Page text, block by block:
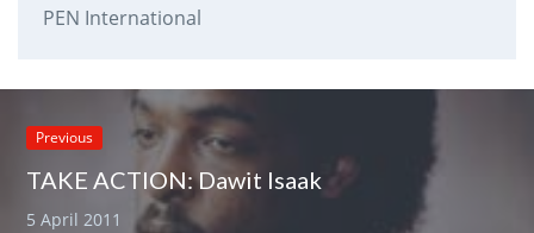
PEN International
Previous
TAKE ACTION: Dawit Isaak
5 April 2011